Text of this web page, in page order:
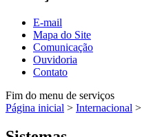
E-mail
Mapa do Site
Comunicação
Ouvidoria
Contato
Fim do menu de serviços
Página inicial > Internacional >